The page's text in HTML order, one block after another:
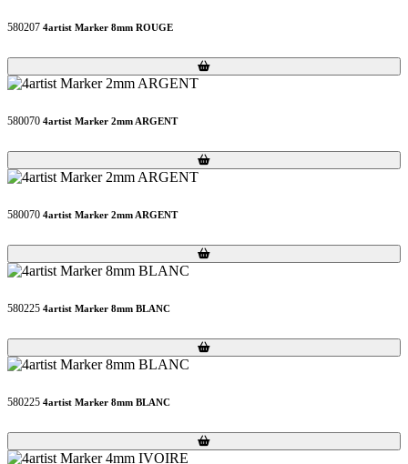
580207 4artist Marker 8mm ROUGE
Loading...
Loading...
580070 4artist Marker 2mm ARGENT
Loading...
Loading...
580070 4artist Marker 2mm ARGENT
Loading...
Loading...
580225 4artist Marker 8mm BLANC
Loading...
Loading...
580225 4artist Marker 8mm BLANC
Loading...
Loading...